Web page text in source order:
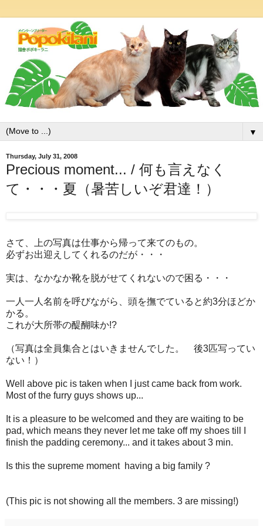
▼
Thursday, July 31, 2008
Precious moment... / 何も言えなく
て・・・夏（暑苦しいぞ君達！）
さて、上の写真は仕事から帰って来てのもの。
必ずお出迎えしてくれるのだが・・・
実は、なかなか靴を脱がせてくれないので困る・・・
一人一人名前を呼びながら、頭を撫でていると約3分ほどか
かる。
これが大所帯の醍醐味か!?
（写真は全員集合とはいきませんでした。 後3匹写ってい
ない！）
Well above pic is taken when I just came back from work.
Most of the furry guys shows up...
It is a pleasure to be welcomed and they are waiting to be
pad, which means they never let me take off my shoes till I
finish the padding ceremony... and it takes about 3 min.
Is this the supreme moment having a big family ?
(This pic is not showing all the members. 3 are missing!)